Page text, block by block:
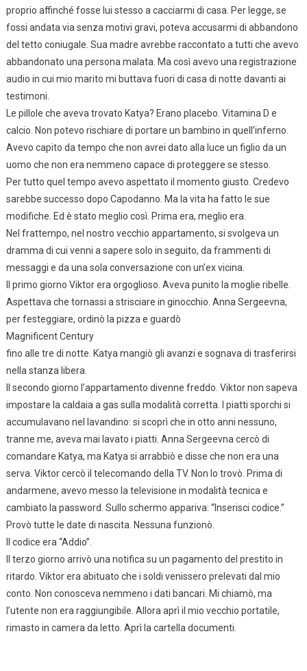
proprio affinché fosse lui stesso a cacciarmi di casa. Per legge, se
fossi andata via senza motivi gravi, poteva accusarmi di abbandono
del tetto coniugale. Sua madre avrebbe raccontato a tutti che avevo
abbandonato una persona malata. Ma così avevo una registrazione
audio in cui mio marito mi buttava fuori di casa di notte davanti ai
testimoni.
Le pillole che aveva trovato Katya? Erano placebo. Vitamina D e
calcio. Non potevo rischiare di portare un bambino in quell’inferno.
Avevo capito da tempo che non avrei dato alla luce un figlio da un
uomo che non era nemmeno capace di proteggere se stesso.
Per tutto quel tempo avevo aspettato il momento giusto. Credevo
sarebbe successo dopo Capodanno. Ma la vita ha fatto le sue
modifiche. Ed è stato meglio così. Prima era, meglio era.
Nel frattempo, nel nostro vecchio appartamento, si svolgeva un
dramma di cui venni a sapere solo in seguito, da frammenti di
messaggi e da una sola conversazione con un’ex vicina.
Il primo giorno Viktor era orgoglioso. Aveva punito la moglie ribelle.
Aspettava che tornassi a strisciare in ginocchio. Anna Sergeevna,
per festeggiare, ordinò la pizza e guardò
Magnificent Century
fino alle tre di notte. Katya mangiò gli avanzi e sognava di trasferirsi
nella stanza libera.
Il secondo giorno l’appartamento divenne freddo. Viktor non sapeva
impostare la caldaia a gas sulla modalità corretta. I piatti sporchi si
accumulavano nel lavandino: si scoprì che in otto anni nessuno,
tranne me, aveva mai lavato i piatti. Anna Sergeevna cercò di
comandare Katya, ma Katya si arrabbiò e disse che non era una
serva. Viktor cercò il telecomando della TV. Non lo trovò. Prima di
andarmene, avevo messo la televisione in modalità tecnica e
cambiato la password. Sullo schermo appariva: “Inserisci codice.”
Provò tutte le date di nascita. Nessuna funzionò.
Il codice era “Addio”.
Il terzo giorno arrivò una notifica su un pagamento del prestito in
ritardo. Viktor era abituato che i soldi venissero prelevati dal mio
conto. Non conosceva nemmeno i dati bancari. Mi chiamò, ma
l’utente non era raggiungibile. Allora aprì il mio vecchio portatile,
rimasto in camera da letto. Aprì la cartella documenti.